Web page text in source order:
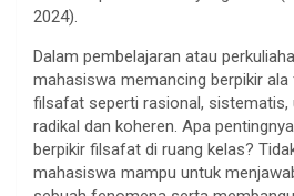
2024).
Dalam pembelajaran atau
mahasiswa memancing berpikir
filsafat seperti rasional, sistematis,
radikal dan koheren. Apa
berpikir filsafat di ruang kelas?
mahasiswa mampu untuk